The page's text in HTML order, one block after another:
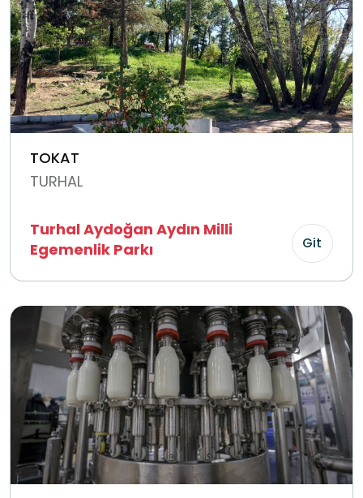
TOKAT
TURHAL
Turhal Aydoğan Aydın Milli
Egemenlik Parkı
Git